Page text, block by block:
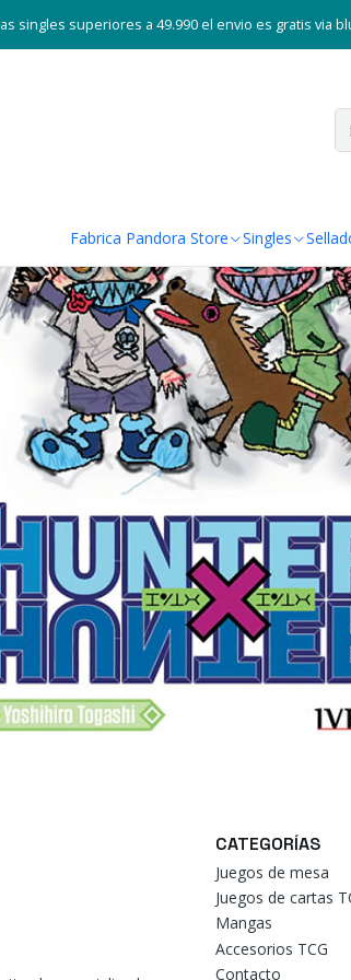
Fabrica Pandora Store Singles
singles superiores a 49.990 el envio es gratis via
CATEGORÍAS
Juegos de mesa
Juegos de cartas
Mangas
Accesorios TCG
Contacto